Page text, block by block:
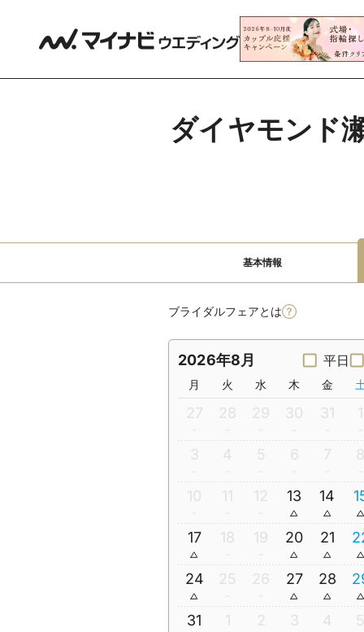
ダイヤモンド
基本情報
ブライダルフェアとは
2026年8月 平日
月 火 水 木 金
27 28 29 30 31 1
3 4 5 6 7
10 11 12 13 14
17 18 19 20 21
24 25 26 27 28
31 1 2 3 4